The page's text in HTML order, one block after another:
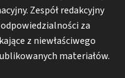
Zespół redakcyjny
za
z niewłaściwego
materiałów.